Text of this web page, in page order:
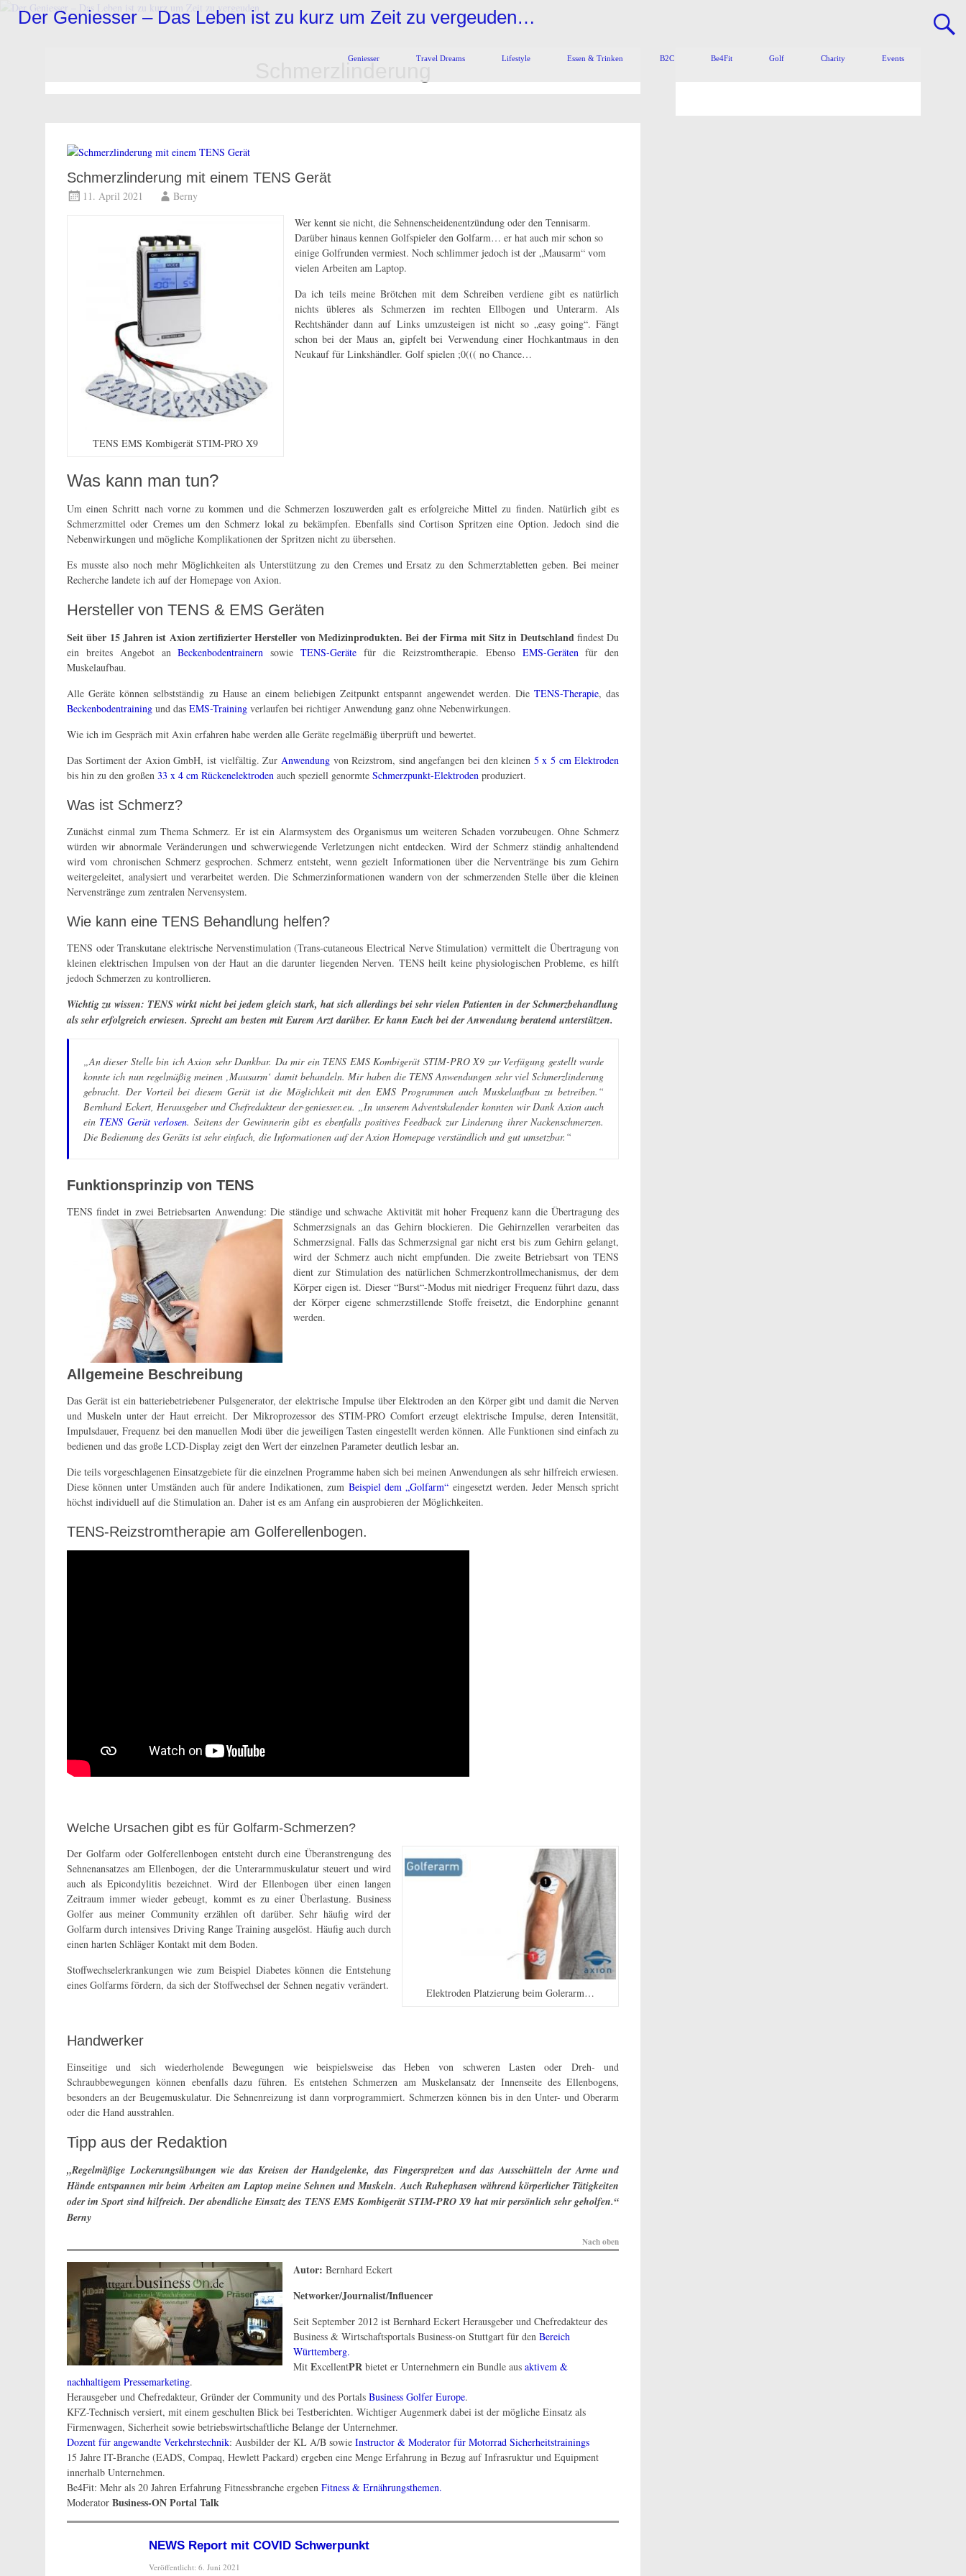
Zum
InhaltDer Geniesser – Das Leben ist zu kurz um Zeit zu vergeuden…
Geniesser Travel Dreams Lifestyle Essen & Trinken B2C Be4Fit Golf Charity Events
Schmerzlinderung mit einem TENS Gerät
11. April 2021 Berny
TENS EMS Kombigerät STIM-PRO X9
Wer kennt sie nicht, die Sehnenscheidenentzündung oder den Tennisarm.
Darüber hinaus kennen Golfspieler den Golfarm… er hat auch mir schon so
einige Golfrunden vermiest. Noch schlimmer jedoch ist der „Mausarm“ vom
vielen Arbeiten am Laptop.
Da ich teils meine Brötchen mit dem Schreiben verdiene gibt es natürlich
nichts übleres als Schmerzen im rechten Ellbogen und Unterarm. Als
Rechtshänder dann auf Links umzusteigen ist nicht so „easy going“. Fängt
schon bei der Maus an, gipfelt bei Verwendung einer Hochkantmaus in den
Neukauf für Linkshändler. Golf spielen ;0((( no Chance…
Was kann man tun?
Um einen Schritt nach vorne zu kommen und die Schmerzen loszuwerden galt es erfolgreiche Mittel zu finden. Natürlich gibt es
Schmerzmittel oder Cremes um den Schmerz lokal zu bekämpfen. Ebenfalls sind Cortison Spritzen eine Option. Jedoch sind die
Nebenwirkungen und mögliche Komplikationen der Spritzen nicht zu übersehen.
Es musste also noch mehr Möglichkeiten als Unterstützung zu den Cremes und Ersatz zu den Schmerztabletten geben. Bei meiner
Recherche landete ich auf der Homepage von Axion.
Hersteller von TENS & EMS Geräten
Seit über 15 Jahren ist Axion zertifizierter Hersteller von Medizinprodukten. Bei der Firma mit Sitz in Deutschland findest Du
ein breites Angebot anBeckenbodentrainernsowieTENS-Geräte für die Reizstromtherapie. Ebenso EMS-Geräten für den
Muskelaufbau.
Alle Geräte können selbstständig zu Hause an einem beliebigen Zeitpunkt entspannt angewendet werden. DieTENS-Therapie, das
Beckenbodentraining und das EMS-Training verlaufen bei richtiger Anwendung ganz ohne Nebenwirkungen.
Wie ich im Gespräch mit Axin erfahren habe werden alle Geräte regelmäßig überprüft und bewertet.
Das Sortiment der Axion GmbH, ist vielfältig. Zur Anwendungvon Reizstrom, sind angefangen bei den kleinen 5 x 5 cm Elektroden
bis hin zu den großen 33 x 4 cm Rückenelektroden auch speziell genormte Schmerzpunkt-Elektroden produziert.
Was ist Schmerz?
Zunächst einmal zum Thema Schmerz. Er ist ein Alarmsystem des Organismus um weiteren Schaden vorzubeugen. Ohne Schmerz
würden wir abnormale Veränderungen und schwerwiegende Verletzungen nicht entdecken. Wird der Schmerz ständig anhaltendend
wird vom chronischen Schmerz gesprochen. Schmerz entsteht, wenn gezielt Informationen über die Nerventränge bis zum Gehirn
weitergeleitet, analysiert und verarbeitet werden. Die Schmerzinformationen wandern von der schmerzenden Stelle über die kleinen
Nervenstränge zum zentralen Nervensystem.
Wie kann eine TENS Behandlung helfen?
TENS oder Transkutane elektrische Nervenstimulation (Trans-cutaneous Electrical Nerve Stimulation) vermittelt die Übertragung von
kleinen elektrischen Impulsen von der Haut an die darunter liegenden Nerven. TENS heilt keine physiologischen Probleme, es hilft
jedoch Schmerzen zu kontrollieren.
Wichtig zu wissen: TENS wirkt nicht bei jedem gleich stark, hat sich allerdings bei sehr vielen Patienten in der Schmerzbehandlung
als sehr erfolgreich erwiesen. Sprecht am besten mit Eurem Arzt darüber. Er kann Euch bei der Anwendung beratend unterstützen.
„An dieser Stelle bin ich Axion sehr Dankbar. Da mir ein TENS EMS Kombigerät STIM-PRO X9 zur Verfügung gestellt wurde
konnte ich nun regelmäßig meinen ‚Mausarm‘ damit behandeln. Mir haben die TENS Anwendungen sehr viel Schmerzlinderung
gebracht. Der Vorteil bei diesem Gerät ist die Möglichkeit mit den EMS Programmen auch Muskelaufbau zu betreiben.“
Bernhard Eckert, Herausgeber und Chefredakteur der-geniesser.eu. „In unserem Adventskalender konnten wir Dank Axion auch
ein TENS Gerät verlosen. Seitens der Gewinnerin gibt es ebenfalls positives Feedback zur Linderung ihrer Nackenschmerzen.
Die Bedienung des Geräts ist sehr einfach, die Informationen auf der Axion Homepage verständlich und gut umsetzbar.“
Funktionsprinzip von TENS
TENS findet in zwei Betriebsarten Anwendung: Die ständige und schwache Aktivität mit hoher Frequenz kann die Übertragung des
Schmerzsignals an das Gehirn blockieren. DieGehirnzellen verarbeiten das
Schmerzsignal. Falls das Schmerzsignal gar nicht erst bis zum Gehirn gelangt,
wird der Schmerz auch nicht empfunden. Die zweite Betriebsart von TENS
dient zur Stimulation des natürlichen Schmerzkontrollmechanismus, der dem
Körper eigen ist. Dieser “Burst“-Modus mit niedriger Frequenz führt dazu, dass
der Körper eigene schmerzstillende Stoffe freisetzt, die Endorphine genannt
werden.
Allgemeine Beschreibung
Das Gerät ist ein batteriebetriebener Pulsgenerator, der elektrische Impulse über Elektroden an den Körper gibt und damit die Nerven
und Muskeln unter der Haut erreicht. Der Mikroprozessor des STIM-PRO Comfort erzeugt elektrische Impulse, deren Intensität,
Impulsdauer, Frequenz bei den manuellen Modi über die jeweiligen Tasten eingestellt werden können. Alle Funktionen sind einfach zu
bedienen und das große LCD-Display zeigt den Wert der einzelnen Parameter deutlich lesbar an.
Die teils vorgeschlagenen Einsatzgebiete für die einzelnen Programme haben sich bei meinen Anwendungen als sehr hilfreich erwiesen.
Diese können unter Umständen auch für andere Indikationen, zum Beispiel dem „Golfarm“ eingesetzt werden. Jeder Mensch spricht
höchst individuell auf die Stimulation an. Daher ist es am Anfang ein ausprobieren der Möglichkeiten.
TENS-Reizstromtherapie am Golferellenbogen.
Welche Ursachen gibt es für Golfarm-Schmerzen?
Elektroden Platzierung beim Golerarm…
Der Golfarm oder Golferellenbogen entsteht durch eine Überanstrengung des
Sehnenansatzes am Ellenbogen, der die Unterarmmuskulatur steuert und wird
auch als Epicondylitis bezeichnet. Wird der Ellenbogen über einen langen
Zeitraum immer wieder gebeugt, kommt es zu einer Überlastung. Business
Golfer aus meiner Community erzählen oft darüber. Sehr häufig wird der
Golfarm durch intensives Driving Range Training ausgelöst. Häufig auch durch
einen harten Schläger Kontakt mit dem Boden.
Stoffwechselerkrankungen wie zum Beispiel Diabetes können die Entstehung
eines Golfarms fördern, da sich der Stoffwechsel der Sehnen negativ verändert.
Handwerker
Einseitige und sich wiederholende Bewegungen wie beispielsweise das Heben von schweren Lasten oder Dreh- und
Schraubbewegungen können ebenfalls dazu führen. Es entstehen Schmerzen am Muskelansatz der Innenseite des Ellenbogens,
besonders an der Beugemuskulatur. Die Sehnenreizung ist dann vorprogrammiert. Schmerzen können bis in den Unter- und Oberarm
oder die Hand ausstrahlen.
Tipp aus der Redaktion
„Regelmäßige Lockerungsübungen wie das Kreisen der Handgelenke, das Fingerspreizen und das Ausschütteln der Arme und
Hände entspannen mir beim Arbeiten am Laptop meine Sehnen und Muskeln. Auch Ruhephasen während körperlicher Tätigkeiten
oder im Sport sind hilfreich. Der abendliche Einsatz des TENS EMS Kombigerät STIM-PRO X9 hat mir persönlich sehr geholfen.“
Berny
Nach oben
Autor: Bernhard Eckert
Networker/Journalist/Influencer
Seit September 2012 ist Bernhard Eckert Herausgeber und Chefredakteur des
Business & Wirtschaftsportals Business-on Stuttgart für den Bereich
Württemberg.
Mit ExcellentPR bietet er Unternehmern ein Bundle aus aktivem &
nachhaltigem Pressemarketing.
Herausgeber und Chefredakteur, Gründer der Community und des Portals Business Golfer Europe.
KFZ-Technisch versiert, mit einem geschulten Blick bei Testberichten. Wichtiger Augenmerk dabei ist der mögliche Einsatz als
Firmenwagen, Sicherheit sowie betriebswirtschaftliche Belange der Unternehmer.
Dozent für angewandte Verkehrstechnik: Ausbilder der KL A/B sowie Instructor & Moderator für Motorrad Sicherheitstrainings
15 Jahre IT-Branche (EADS, Compaq, Hewlett Packard) ergeben eine Menge Erfahrung in Bezug auf Infrasruktur und Equipment
innerhalb Unternehmen.
Be4Fit: Mehr als 20 Jahren Erfahrung Fitnessbranche ergeben Fitness & Ernährungsthemen.
Moderator Business-ON Portal Talk
NEWS Report mit COVID Schwerpunkt
Veröffentlicht: 6. Juni 2021